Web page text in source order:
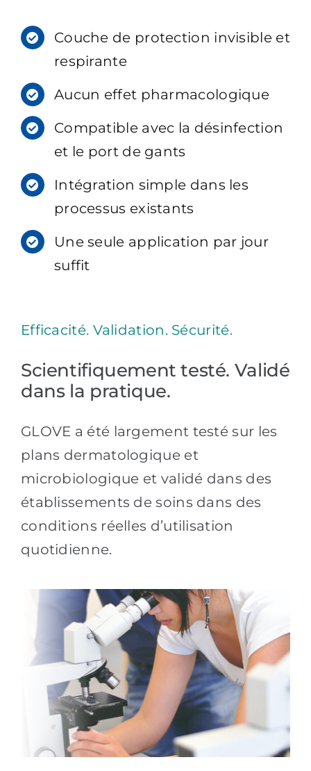
Couche de protection invisible et
respirante
Aucun effet pharmacologique
Compatible avec la désinfection
et le port de gants
Intégration simple dans les
processus existants
Une seule application par jour
suffit
Efficacité. Validation. Sécurité.
Scientifiquement testé. Validé
dans la pratique.
GLOVE a été largement testé sur les
plans dermatologique et
microbiologique et validé dans des
établissements de soins dans des
conditions réelles d’utilisation
quotidienne.